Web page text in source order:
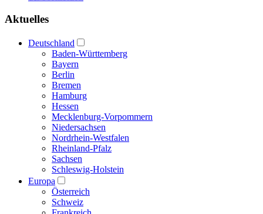
Aktuelles
Deutschland
Baden-Württemberg
Bayern
Berlin
Bremen
Hamburg
Hessen
Mecklenburg-Vorpommern
Niedersachsen
Nordrhein-Westfalen
Rheinland-Pfalz
Sachsen
Schleswig-Holstein
Europa
Österreich
Schweiz